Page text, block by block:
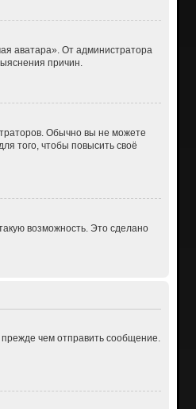
аватара». От администратора
причин.
Обычно вы не можете
того, чтобы повысить своё
возможность. Это сделано
чем отправить сообщение.